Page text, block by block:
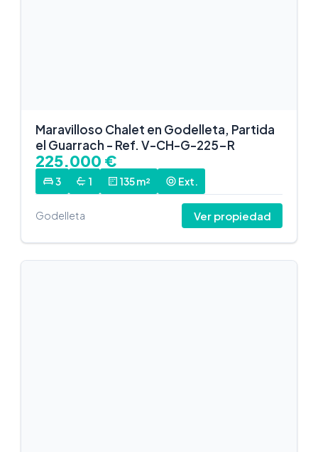
Maravilloso Chalet en Godelleta, Partida
el Guarrach - Ref. V-CH-G-225-R
225.000 €
3 1 135 m² Ext.
Godelleta Ver propiedad